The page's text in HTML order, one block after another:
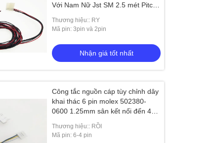
Với Nam Nữ Jst SM 2.5 mét Pitch
Thương hiệu:: RY
Mã pin: 3pin và 2pin
Nhận giá tốt nhất
Công tắc nguồn cáp tùy chỉnh dây
khai thác 6 pin molex 502380-
0600 1.25mm sân kết nối đến 4
Thương hiệu:: RỒI
Mã pin: 6-4 pin